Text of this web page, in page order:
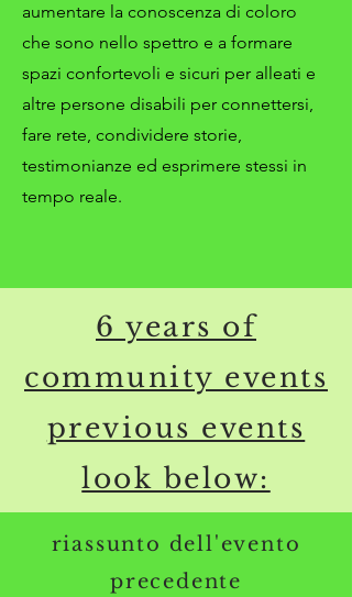
aumentare la conoscenza di coloro
che sono nello spettro e a formare
spazi confortevoli e sicuri per alleati e
altre persone disabili per connettersi,
fare rete, condividere storie,
testimonianze ed esprimere stessi in
tempo reale.
6 years of
community events
previous events
look below:
riassunto dell'evento
precedente